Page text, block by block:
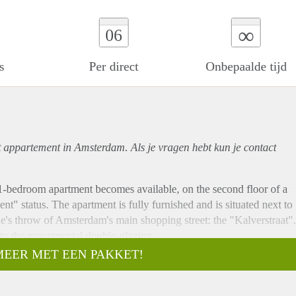
06
Per direct
∞
Onbepaalde tijd
appartementin Amsterdam. Als je vragen hebt kun je contact
apartment becomes available, on the second floor of a
status. The apartment is fully furnished and is situated next to
throw of Amsterdam's main shopping street: the "Kalverstraat".
the monumental double-glazing.
MET EEN PAKKET!